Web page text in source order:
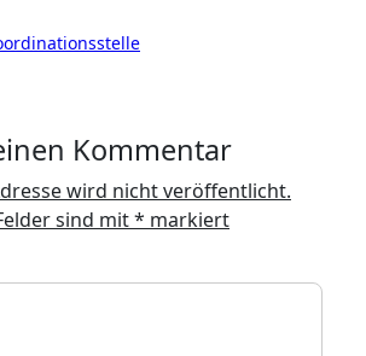
Kommentar
wird nicht veröffentlicht.
sind mit* markiert